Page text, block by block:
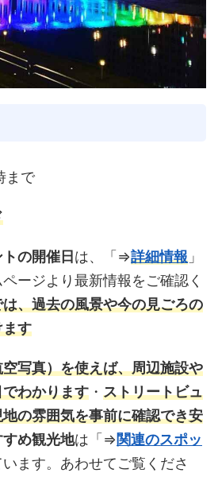
まで
の開催日 は、「⇒詳細情報 」
ージより最新情報をご確認く
は、過去の風景や今の見ごろの
す
写真）を使えば、周辺施設や
わかります ・ ストリートビュ
の雰囲気を事前に確認でき安
め観光地は「⇒関連のスポッ
ます。あわせてご覧くださ